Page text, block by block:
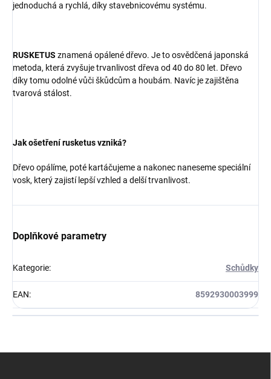
jednoduchá a rychlá, díky stavebnicovému systému.
RUSKETUS znamená opálené dřevo. Je to osvědčená japonská
metoda, která zvyšuje trvanlivost dřeva od 40 do 80 let. Dřevo
díky tomu odolné vůči škůdcům a houbám. Navíc je zajištěna
tvarová stálost.
Jak ošetření rusketus vzniká?
Dřevo opálíme, poté kartáčujeme a nakonec naneseme speciální
vosk, který zajistí lepší vzhled a delší trvanlivost.
Doplňkové parametry
Kategorie: Schůdky
EAN: 8592930003999